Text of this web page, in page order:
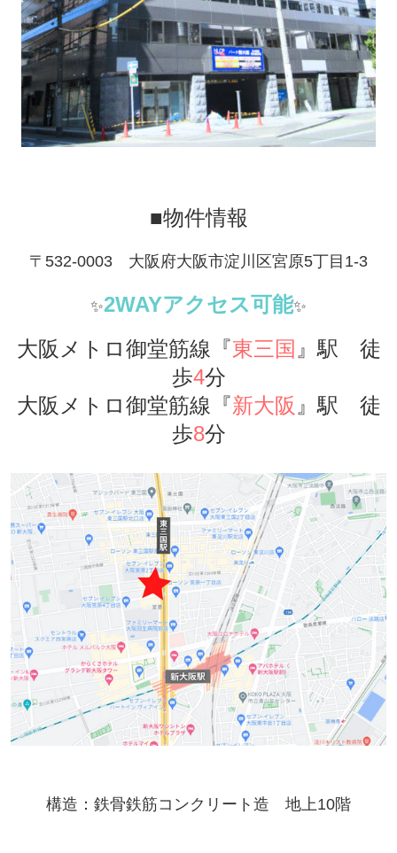
■物件情報
〒532-0003 大阪府大阪市淀川区宮原5丁目1-3
✨2WAYアクセス可能✨
大阪メトロ御堂筋線『東三国 』駅 徒
歩4分
大阪メトロ御堂筋線『新大阪 』駅 徒
歩8分
構造：鉄骨鉄筋コンクリート造 地上10階